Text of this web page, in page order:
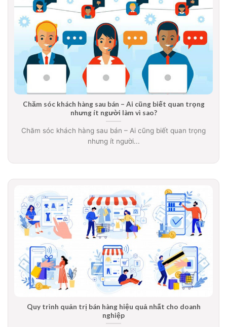
Chăm sóc khách hàng sau bán – Ai cũng biết quan trọng
nhưng ít người làm vì sao?
Chăm sóc khách hàng sau bán – Ai cũng biết quan trọng
nhưng ít người...
Quy trình quản trị bán hàng hiệu quả nhất cho doanh
nghiệp